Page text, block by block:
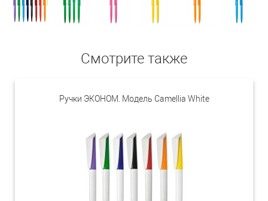
Смотрите также
Ручки ЭКОНОМ. Модель Camellia White